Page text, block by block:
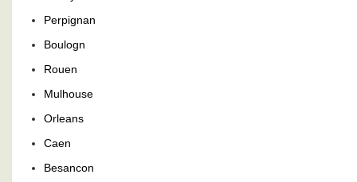
Perpignan
Boulogn
Rouen
Mulhouse
Orleans
Caen
Besancon